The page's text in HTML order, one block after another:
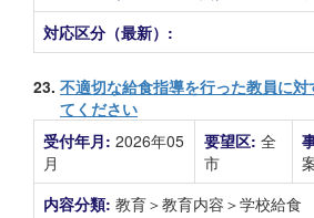
対応区分（最新）:
23. 不適切な給食指導を行った教員に対
てください
受付年月: 2026年05
月
要望区: 全
市
内容分類: 教育＞教育内容＞学校給食